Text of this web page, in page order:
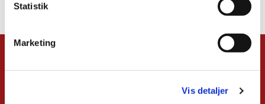
Statistik
Marketing
Vis detaljer